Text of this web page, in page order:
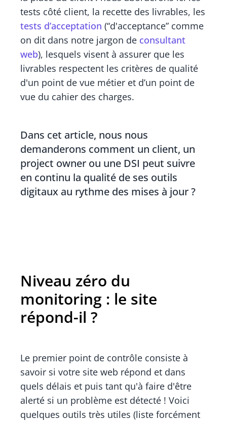
tests côté client, la recette des livrables, les
tests d’acceptation (“d'acceptance” comme
on dit dans notre jargon de consultant
web), lesquels visent à assurer que les
livrables respectent les critères de qualité
d'un point de vue métier et d’un point de
vue du cahier des charges.
Dans cet article, nous nous
demanderons comment un client, un
project owner ou une DSI peut suivre
en continu la qualité de ses outils
digitaux au rythme des mises à jour ?
Niveau zéro du
monitoring : le site
répond-il ?
Le premier point de contrôle consiste à
savoir si votre site web répond et dans
quels délais et puis tant qu'à faire d'être
alerté si un problème est détecté ! Voici
quelques outils très utiles (liste forcément